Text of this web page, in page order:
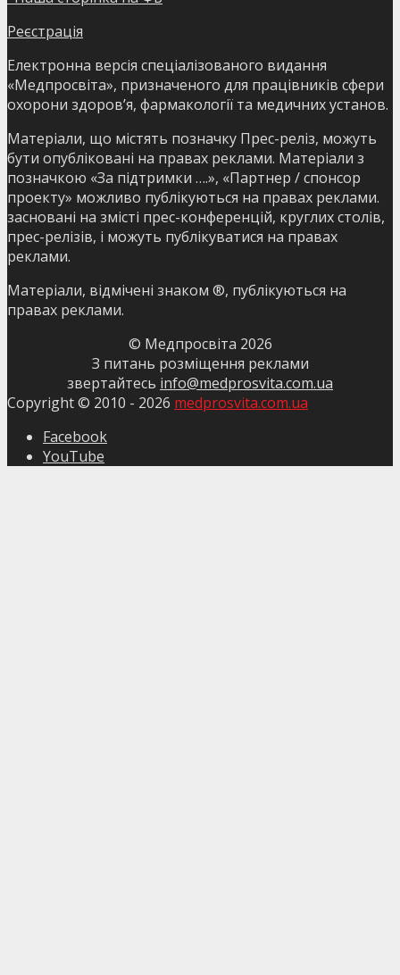
Реєстрація
Електронна версія спеціалізованого видання
«Медпросвіта», призначеного для працівників сфери
охорони здоров’я, фармакології та медичних установ.
Матеріали, що містять позначку Прес-реліз, можуть
бути опубліковані на правах реклами. Матеріали з
позначкою «За підтримки ….», «Партнер / спонсор
проекту» можливо публікуються на правах реклами.
засновані на змісті прес-конференцій, круглих столів,
прес-релізів, і можуть публікуватися на правах
реклами.
Матеріали, відмічені знаком ®, публікуються на
правах реклами.
© Медпросвіта 2026
З питань розміщення реклами
звертайтесь info@medprosvita.com.ua
Copyright © 2010 - 2026 medprosvita.com.ua
Facebook
YouTube